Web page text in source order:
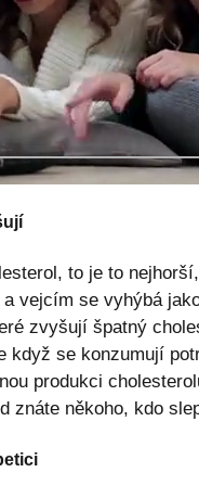
to je to
vejcím se vyhýbá
zvyšují špatný
když se konzumují
produkci
znáte někoho, kdo